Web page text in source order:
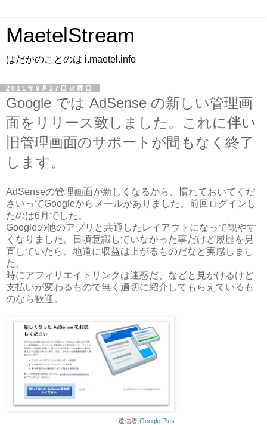
MaetelStream
はだかのことのは i.maetel.info
2011年9月27日火曜日
Google では AdSense の新しい管理画
面をリリース致しました。これに伴い
旧管理画面のサポートが間もなく終了
します。
AdSenseの管理画面が新しくなるから、慣れておいてくだ
さいってGoogleからメールがありました。前回ログインし
たのは6月でした。
Googleの他のアプリと共通したレイアウトになって観やす
くなりました。日頃意識していなかった事だけど履歴を見
直していたら、地道に収益は上がるものだなと実感しまし
た。
時にアフィリエイトリンクは迷惑だ、などと見かけるけど
支払いが変わるもので無く適切に紹介してもらえているも
のなら歓迎。
送信者 Google Plus